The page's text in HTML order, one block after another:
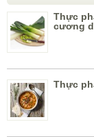
Thực
cương
Thực